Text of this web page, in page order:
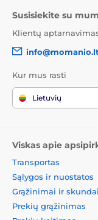
Susisiekite su
Klientų
info@momanio.lt
Kur mus rasti
Lietuvių
Viskas apie
Transportas
Sąlygos ir nuostatos
Grąžinimai ir skundai
Prekių grąžinimas